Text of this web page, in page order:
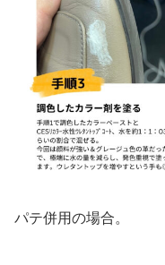
パテ併用の場合。